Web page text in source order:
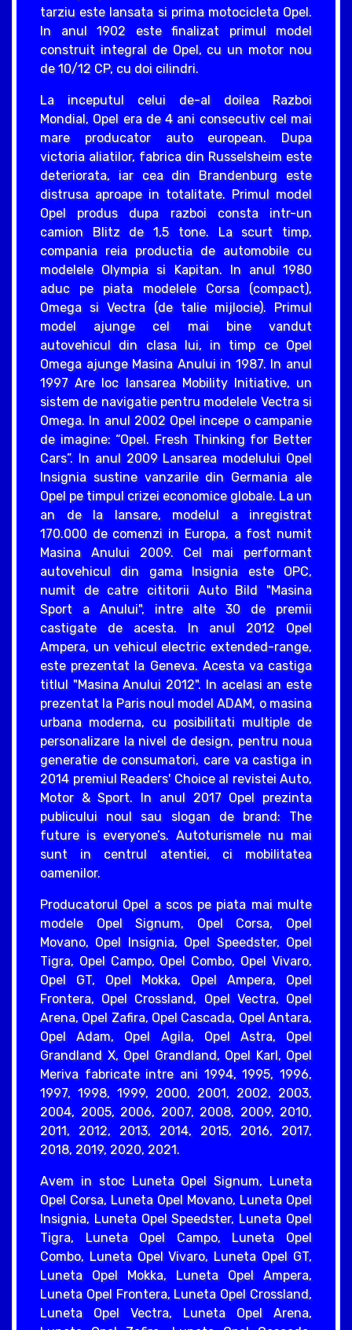
tarziu este lansata si prima motocicleta Opel.
In anul 1902 este finalizat primul model
construit integral de Opel, cu un motor nou
de 10/12 CP, cu doi cilindri.
La inceputul celui de-al doilea Razboi
Mondial, Opel era de 4 ani consecutiv cel mai
mare producator auto european. Dupa
victoria aliatilor, fabrica din Russelsheim este
deteriorata, iar cea din Brandenburg este
distrusa aproape in totalitate. Primul model
Opel produs dupa razboi consta intr-un
camion Blitz de 1,5 tone. La scurt timp,
compania reia productia de automobile cu
modelele Olympia si Kapitan. In anul 1980
aduc pe piata modelele Corsa (compact),
Omega si Vectra (de talie mijlocie). Primul
model ajunge cel mai bine vandut
autovehicul din clasa lui, in timp ce Opel
Omega ajunge Masina Anului in 1987. In anul
1997 Are loc lansarea Mobility Initiative, un
sistem de navigatie pentru modelele Vectra si
Omega. In anul 2002 Opel incepe o campanie
de imagine: “Opel. Fresh Thinking for Better
Cars”. In anul 2009 Lansarea modelului Opel
Insignia sustine vanzarile din Germania ale
Opel pe timpul crizei economice globale. La un
an de la lansare, modelul a inregistrat
170.000 de comenzi in Europa, a fost numit
Masina Anului 2009. Cel mai performant
autovehicul din gama Insignia este OPC,
numit de catre cititorii Auto Bild "Masina
Sport a Anului", intre alte 30 de premii
castigate de acesta. In anul 2012 Opel
Ampera, un vehicul electric extended-range,
este prezentat la Geneva. Acesta va castiga
titlul "Masina Anului 2012". In acelasi an este
prezentat la Paris noul model ADAM, o masina
urbana moderna, cu posibilitati multiple de
personalizare la nivel de design, pentru noua
generatie de consumatori, care va castiga in
2014 premiul Readers' Choice al revistei Auto,
Motor & Sport. In anul 2017 Opel prezinta
publicului noul sau slogan de brand: The
future is everyone’s. Autoturismele nu mai
sunt in centrul atentiei, ci mobilitatea
oamenilor.
Producatorul Opel a scos pe piata mai multe
modele Opel Signum, Opel Corsa, Opel
Movano, Opel Insignia, Opel Speedster, Opel
Tigra, Opel Campo, Opel Combo, Opel Vivaro,
Opel GT, Opel Mokka, Opel Ampera, Opel
Frontera, Opel Crossland, Opel Vectra, Opel
Arena, Opel Zafira, Opel Cascada, Opel Antara,
Opel Adam, Opel Agila, Opel Astra, Opel
Grandland X, Opel Grandland, Opel Karl, Opel
Meriva fabricate intre ani 1994, 1995, 1996,
1997, 1998, 1999, 2000, 2001, 2002, 2003,
2004, 2005, 2006, 2007, 2008, 2009, 2010,
2011, 2012, 2013, 2014, 2015, 2016, 2017,
2018, 2019, 2020, 2021.
Avem in stoc Luneta Opel Signum, Luneta
Opel Corsa, Luneta Opel Movano, Luneta Opel
Insignia, Luneta Opel Speedster, Luneta Opel
Tigra, Luneta Opel Campo, Luneta Opel
Combo, Luneta Opel Vivaro, Luneta Opel GT,
Luneta Opel Mokka, Luneta Opel Ampera,
Luneta Opel Frontera, Luneta Opel Crossland,
Luneta Opel Vectra, Luneta Opel Arena,